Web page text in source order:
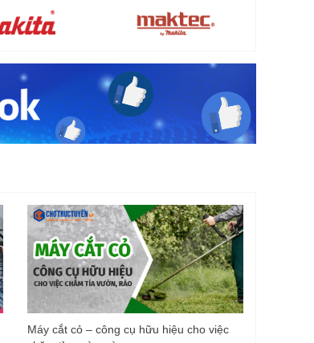
Máy cắt cỏ – công cụ hữu hiệu cho việc